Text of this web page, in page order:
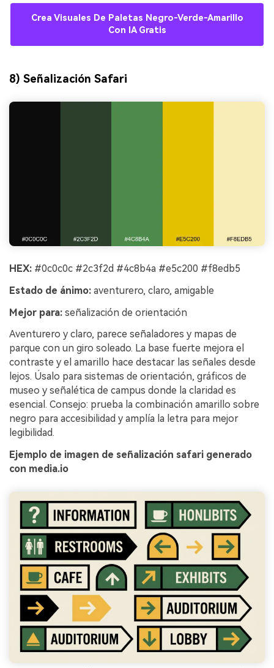
Crea Visuales De Paletas Negro-Verde-Amarillo
Con IA Gratis
8) Señalización Safari
HEX: #0c0c0c #2c3f2d #4c8b4a #e5c200 #f8edb5
Estado de ánimo: aventurero, claro, amigable
Mejor para: señalización de orientación
Aventurero y claro, parece señaladores y mapas de
parque con un giro soleado. La base fuerte mejora el
contraste y el amarillo hace destacar las señales desde
lejos. Úsalo para sistemas de orientación, gráficos de
museo y señalética de campus donde la claridad es
esencial. Consejo: prueba la combinación amarillo sobre
negro para accesibilidad y amplía la letra para mejor
legibilidad.
Ejemplo de imagen de señalización safari generado
con media.io